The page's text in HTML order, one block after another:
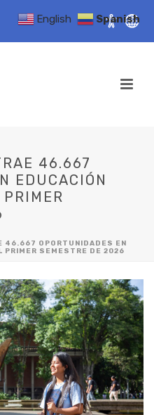
46.667
EDUCACIÓN
46.667 OPORTUNIDADES EN
PRIMER SEMESTRE DE 2026
English Spanish